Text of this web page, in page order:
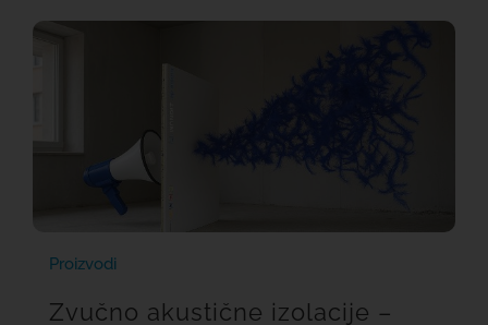
Proizvodi
Zvučno akustične izolacije –